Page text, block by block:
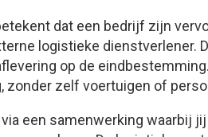
dat een bedrijf zijn
logistieke dienstverlener.
op de
zonder zelf voertuigen of
een samenwerking waarbij